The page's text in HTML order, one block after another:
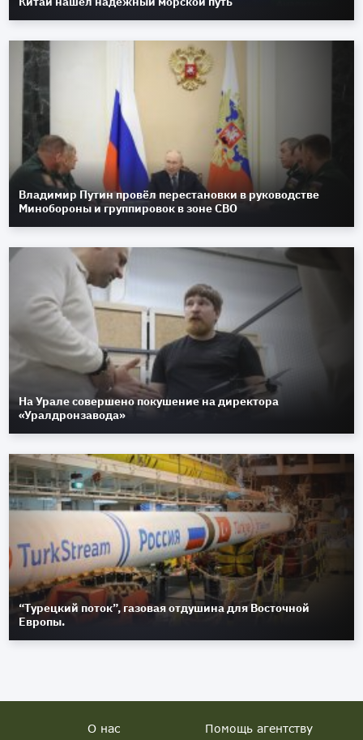
Владимир Путин провёл перестановки в руководстве
Минобороны и группировок в зоне СВО
На Урале совершено покушение на директора
«Уралдронзавода»
“Турецкий поток”, газовая отдушина для Восточной
Европы.
О нас Помощь агентству